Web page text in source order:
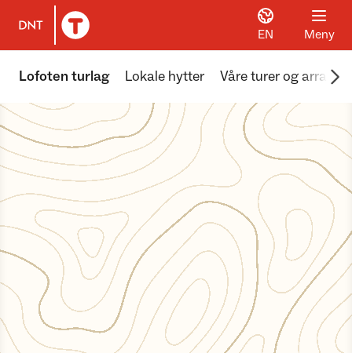
Til DNT.no forside
EN Meny
Lofoten turlag Lokale hytter Våre turer og